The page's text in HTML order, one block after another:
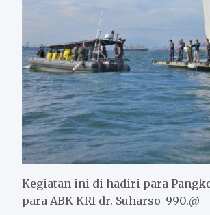
Kegiatan ini di hadiri para
para ABK KRI dr. Suharso-990.@